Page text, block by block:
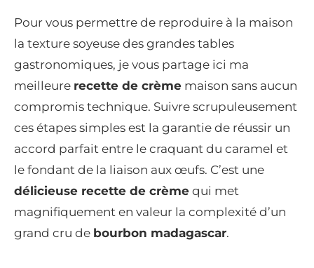
Pour vous permettre de reproduire à la maison
la texture soyeuse des grandes tables
gastronomiques, je vous partage ici ma
meilleure recette de crème maison sans aucun
compromis technique. Suivre scrupuleusement
ces étapes simples est la garantie de réussir un
accord parfait entre le craquant du caramel et
le fondant de la liaison aux œufs. C’est une
délicieuse recette de crème qui met
magnifiquement en valeur la complexité d’un
grand cru de bourbon madagascar.